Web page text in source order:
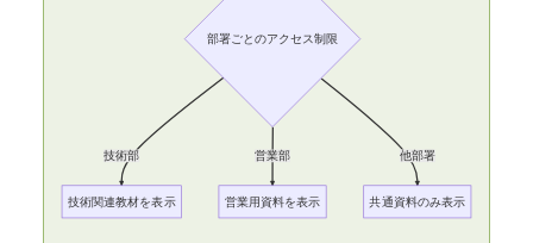
技術部 営業部 他部署
部署ごとのアクセス制限
技術関連教材を表示 営業用資料を表示 共通資料のみ表示